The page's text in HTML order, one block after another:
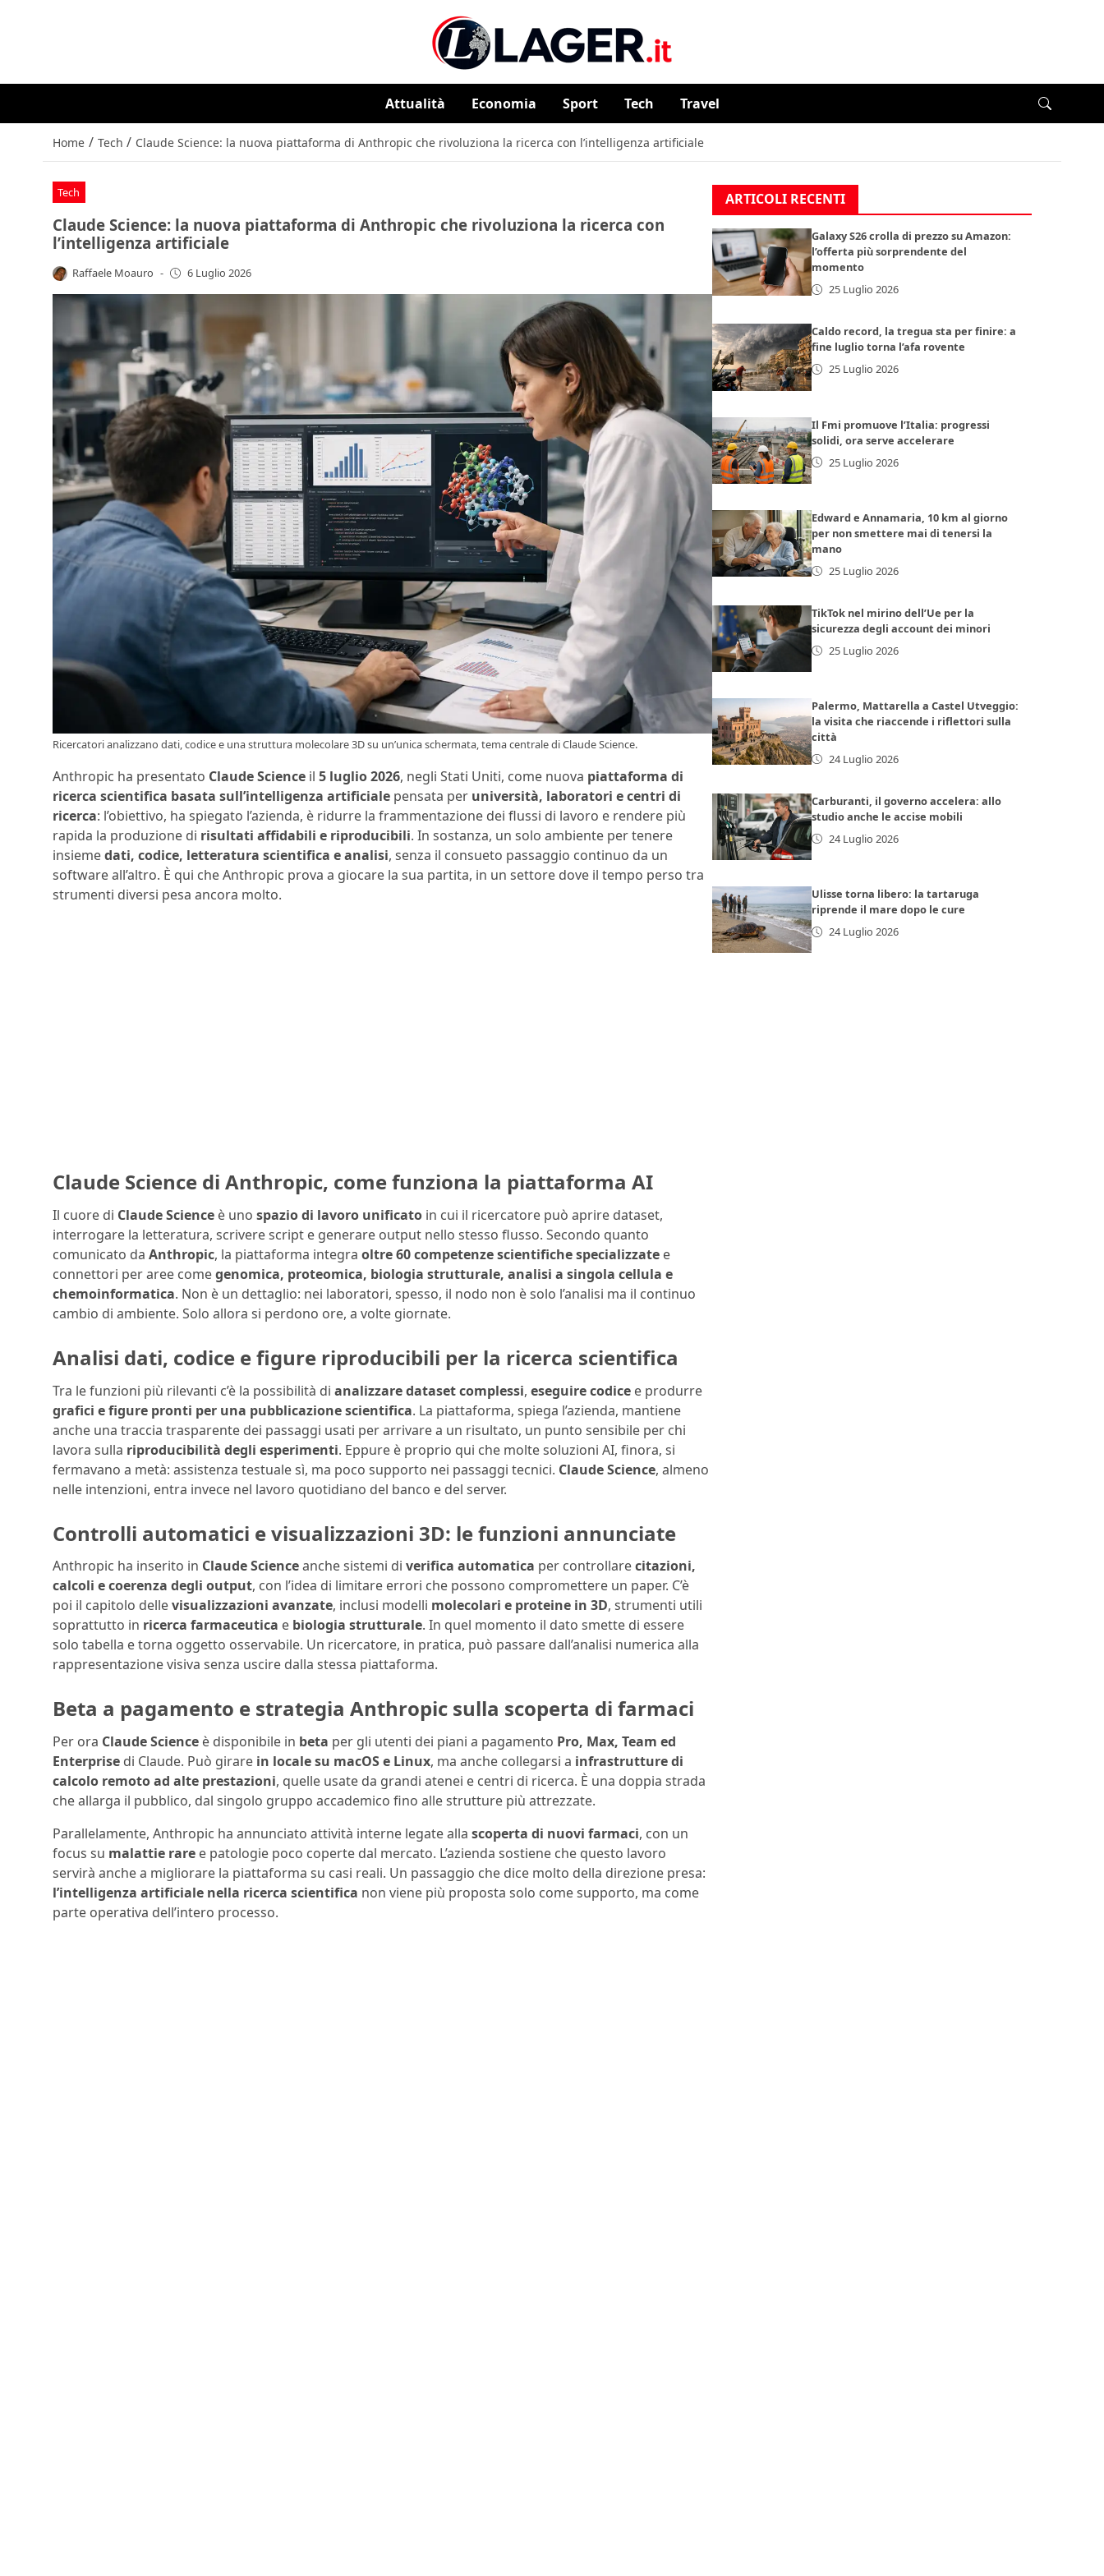
Attualità ⁠⁠Economia Sport Tech Travel
Home / Tech / Claude Science: la nuova piattaforma di Anthropic che rivoluziona la ricerca con l’intelligenza artificiale
Tech
Claude Science: la nuova piattaforma di Anthropic che rivoluziona la ricerca con
l’intelligenza artificiale
Raffaele Moauro - 6 Luglio 2026
Ricercatori analizzano dati, codice e una struttura molecolare 3D su un’unica schermata, tema centrale di Claude Science.
Anthropic ha presentato Claude Science il 5 luglio 2026, negli Stati Uniti, come nuova piattaforma di
ricerca scientifica basata sull’intelligenza artificiale pensata per università, laboratori e centri di
ricerca: l’obiettivo, ha spiegato l’azienda, è ridurre la frammentazione dei flussi di lavoro e rendere più
rapida la produzione di risultati affidabili e riproducibili. In sostanza, un solo ambiente per tenere
insiemedati, codice, letteratura scientifica e analisi, senza il consueto passaggio continuo da un
software all’altro. È qui che Anthropic prova a giocare la sua partita, in un settore dove il tempo perso tra
strumenti diversi pesa ancora molto.
Claude Science di Anthropic, come funziona la piattaforma AI
Il cuore di Claude Science è uno spazio di lavoro unificato in cui il ricercatore può aprire dataset,
interrogare la letteratura, scrivere script e generare output nello stesso flusso. Secondo quanto
comunicato da Anthropic, la piattaforma integra oltre 60 competenze scientifiche specializzate e
connettori per aree comegenomica, proteomica, biologia strutturale, analisi a singola cellula e
chemoinformatica. Non è un dettaglio: nei laboratori, spesso, il nodo non è solo l’analisi ma il continuo
cambio di ambiente. Solo allora si perdono ore, a volte giornate.
Analisi dati, codice e figure riproducibili per la ricerca scientifica
Tra le funzioni più rilevanti c’è la possibilità di analizzare dataset complessi, eseguire codice e produrre
grafici e figure pronti per una pubblicazione scientifica. La piattaforma, spiega l’azienda, mantiene
anche una traccia trasparente dei passaggi usati per arrivare a un risultato, un punto sensibile per chi
lavora sulla riproducibilità degli esperimenti. Eppure è proprio qui che molte soluzioni AI, finora, si
fermavano a metà: assistenza testuale sì, ma poco supporto nei passaggi tecnici. Claude Science, almeno
nelle intenzioni, entra invece nel lavoro quotidiano del banco e del server.
Controlli automatici e visualizzazioni 3D: le funzioni annunciate
Anthropic ha inserito in Claude Scienceanche sistemi di verifica automatica per controllarecitazioni,
calcoli e coerenza degli output, con l’idea di limitare errori che possono compromettere un paper. C’è
poi il capitolo dellevisualizzazioni avanzate, inclusi modelli molecolari e proteine in 3D, strumenti utili
soprattutto in ricerca farmaceutica e biologia strutturale. In quel momento il dato smette di essere
solo tabella e torna oggetto osservabile. Un ricercatore, in pratica, può passare dall’analisi numerica alla
rappresentazione visiva senza uscire dalla stessa piattaforma.
Beta a pagamento e strategia Anthropic sulla scoperta di farmaci
Per ora Claude Science è disponibile in beta per gli utenti dei piani a pagamento Pro, Max, Team ed
Enterprise di Claude. Può girare in locale su macOS e Linux, ma anche collegarsi a infrastrutture di
calcolo remoto ad alte prestazioni, quelle usate da grandi atenei e centri di ricerca. È una doppia strada
che allarga il pubblico, dal singolo gruppo accademico fino alle strutture più attrezzate.
Parallelamente, Anthropic ha annunciato attività interne legate alla scoperta di nuovi farmaci, con un
focus su malattie rare e patologie poco coperte dal mercato. L’azienda sostiene che questo lavoro
servirà anche a migliorare la piattaforma su casi reali. Un passaggio che dice molto della direzione presa:
l’intelligenza artificiale nella ricerca scientifica non viene più proposta solo come supporto, ma come
parte operativa dell’intero processo.
ARTICOLI RECENTI
Galaxy S26 crolla di prezzo su Amazon:
l’offerta più sorprendente del
momento
25 Luglio 2026
Caldo record, la tregua sta per finire: a
fine luglio torna l’afa rovente
25 Luglio 2026
Il Fmi promuove l’Italia: progressi
solidi, ora serve accelerare
25 Luglio 2026
Edward e Annamaria, 10 km al giorno
per non smettere mai di tenersi la
mano
25 Luglio 2026
TikTok nel mirino dell’Ue per la
sicurezza degli account dei minori
25 Luglio 2026
Palermo, Mattarella a Castel Utveggio:
la visita che riaccende i riflettori sulla
città
24 Luglio 2026
Carburanti, il governo accelera: allo
studio anche le accise mobili
24 Luglio 2026
Ulisse torna libero: la tartaruga
riprende il mare dopo le cure
24 Luglio 2026